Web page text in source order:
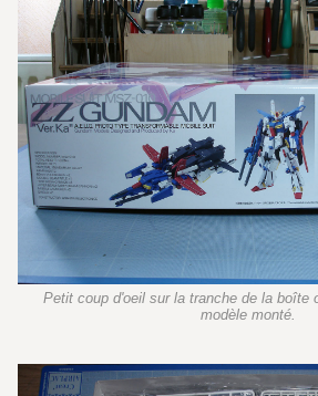
Petit coup d'oeil sur la tranche de la boîte
modèle monté.